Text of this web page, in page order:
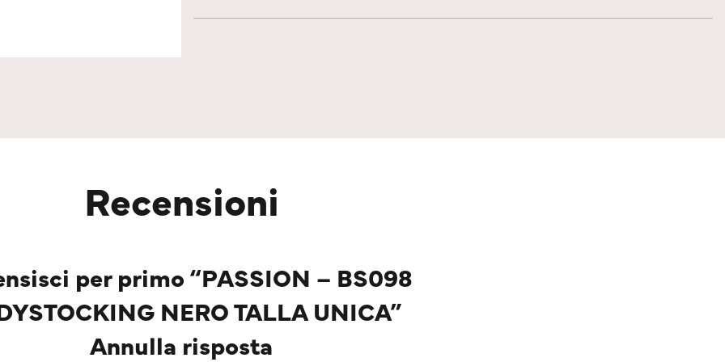
Recensioni
per primo “PASSION – BS098
NERO TALLA UNICA”
Annulla risposta